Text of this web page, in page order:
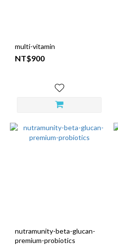
multi-vitamin
NT$900
nutramunity-beta-glucan-
premium-probiotics